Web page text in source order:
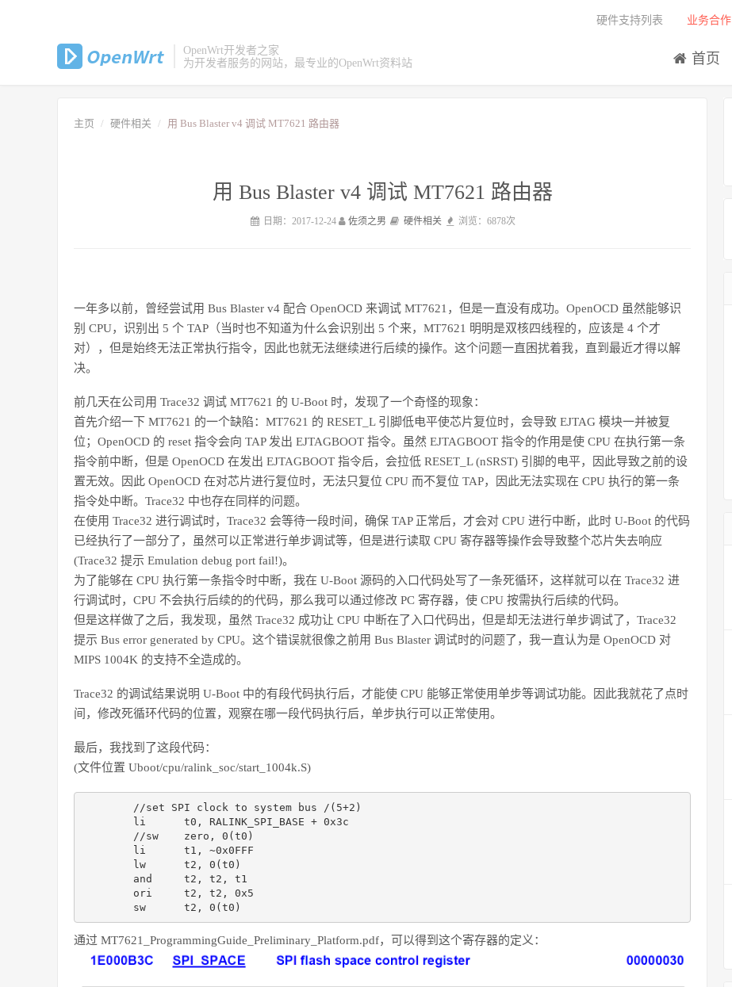
OpenWrt开发者之家
为开发者服务的网站，最专业的OpenWrt资料站
首页
硬件支持列表 业务合作
主页 硬件相关 用 Bus Blaster v4 调试 MT7621 路由器
用 Bus Blaster v4 调试 MT7621 路由器
日期：2017-12-24 佐须之男 硬件相关 浏览：6878次
一年多以前，曾经尝试用 Bus Blaster v4 配合 OpenOCD 来调试 MT7621，但是一直没有成功。OpenOCD 虽然能够识
别 CPU，识别出 5 个 TAP（当时也不知道为什么会识别出 5 个来，MT7621 明明是双核四线程的，应该是 4 个才
对），但是始终无法正常执行指令，因此也就无法继续进行后续的操作。这个问题一直困扰着我，直到最近才得以解
决。
前几天在公司用 Trace32 调试 MT7621 的 U-Boot 时，发现了一个奇怪的现象：
首先介绍一下 MT7621 的一个缺陷：MT7621 的 RESET_L 引脚低电平使芯片复位时，会导致 EJTAG 模块一并被复
位；OpenOCD 的 reset 指令会向 TAP 发出 EJTAGBOOT 指令。虽然 EJTAGBOOT 指令的作用是使 CPU 在执行第一条
指令前中断，但是 OpenOCD 在发出 EJTAGBOOT 指令后，会拉低 RESET_L (nSRST) 引脚的电平，因此导致之前的设
置无效。因此 OpenOCD 在对芯片进行复位时，无法只复位 CPU 而不复位 TAP，因此无法实现在 CPU 执行的第一条
指令处中断。Trace32 中也存在同样的问题。
在使用 Trace32 进行调试时，Trace32 会等待一段时间，确保 TAP 正常后，才会对 CPU 进行中断，此时 U-Boot 的代码
已经执行了一部分了，虽然可以正常进行单步调试等，但是进行读取 CPU 寄存器等操作会导致整个芯片失去响应
(Trace32 提示 Emulation debug port fail!)。
为了能够在 CPU 执行第一条指令时中断，我在 U-Boot 源码的入口代码处写了一条死循环，这样就可以在 Trace32 进
行调试时，CPU 不会执行后续的的代码，那么我可以通过修改 PC 寄存器，使 CPU 按需执行后续的代码。
但是这样做了之后，我发现，虽然 Trace32 成功让 CPU 中断在了入口代码出，但是却无法进行单步调试了，Trace32
提示 Bus error generated by CPU。这个错误就很像之前用 Bus Blaster 调试时的问题了，我一直认为是 OpenOCD 对
MIPS 1004K 的支持不全造成的。
Trace32 的调试结果说明 U-Boot 中的有段代码执行后，才能使 CPU 能够正常使用单步等调试功能。因此我就花了点时
间，修改死循环代码的位置，观察在哪一段代码执行后，单步执行可以正常使用。
最后，我找到了这段代码：
(文件位置 Uboot/cpu/ralink_soc/start_1004k.S)
	sw	t2, 0(t0)
通过 MT7621_ProgrammingGuide_Preliminary_Platform.pdf，可以得到这个寄存器的定义：